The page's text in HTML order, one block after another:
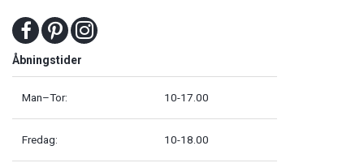
Åbningstider
Man–Tor: 10-17.00
Fredag: 10-18.00